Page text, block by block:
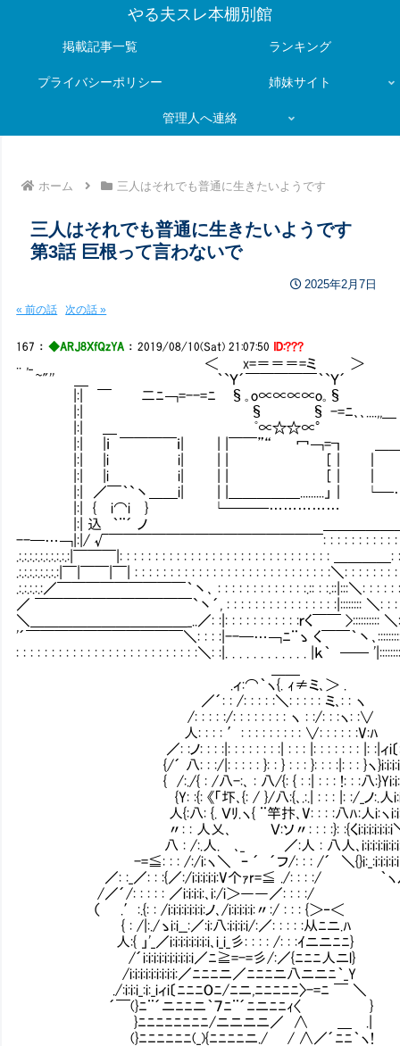
やる夫スレ本棚別館
掲載記事一覧 ランキング
プライバシーポリシー 姉妹サイト
管理人へ連絡
ホーム 三人はそれでも普通に生きたいようです
三人はそれでも普通に生きたいようです
第3話 巨根って言わないで
2025年2月7日
« 前の話 次の話 »
167 ：◆ARJ8XfQzYA ：2019/08/10(Sat) 21:07:50 ID:???
.. ,_ ＜ x=＝＝＝=
~"'' ＿ ｀`Ｙ´￣￣￣￣￣
|:| ￣ 二ﾆ￢=--=ﾆ §｡o∝∝∝∝o｡
|:| § § -=ﾆ､､....,,＿ ／ _､
|:| ＿ ﾟ∝☆☆∝° ￣ ¨ﾆ=- イ _,
|:| |ｉ ￣￣￣￣ｉ| | |￣￣”“ 冖￢=┓ ＿＿ _」＞
|:| |i i| | | [｜ ｜ ￣| |::| : : : :.:| |:::|-
|:| |i i| | | [｜ ｜ | |::|- ￢ ￣:|:::|''
|:| ／￣｀`丶＿＿i| | |＿＿＿＿＿.........」｜ └─……
|:| { i⌒i } └───…………… |::|==＝＝
|:| 込 ｀¨´ ノ ＿＿＿＿＿＿＿＿___|::|:::::
--─…￢|:|/ √￣￣￣￣￣￣￣￣￣￣￣￣￣￣￣: : : : : : : : : : :
.:.:.:.:.:.:.:.:.:.:|￣￣￣|: : : : : : : : : : : : : : : : : : : : : : : : : : : : : : ＿＿＿＿
.:.:.:.:.:.:.:.:|￣|￣￣|￣| : : : : : : : : : : : : : : : : : : : : : : : : : : : :＼: : : : : : :
.:.:.:.:.:／￣￣￣￣￣￣￣￣￣｀丶､ : : : : : : : : : : : : :.:: : :.::|:::＼: : : : : : :
／ ￣￣￣￣￣￣￣￣￣￣￣`丶´, : : : : : : : : : : : : : : : :|:::::::: ＼: : : : : : :
＼＿＿＿＿＿＿＿＿＿＿＿_..／: :|: : : : : : : : : : :ｒく￣￣ >:::::::::: ＼
'´￣￣￣￣￣￣￣￣￣￣￣＼: : : :|--─…￢ﾆ¨ゝ く￣￣｀丶､
: : : : : : : : : : : : : : : : : : : : : : : : : :＼: :|. . . . . . . . . . . . |ｋ｀ ──
.ィ:⌒｀ヽ{. ｨ≠ミ､＞ .
／´: : /: : : : :＼: : : : : ミ､: : ヽ
/: : : : :/: : : : : : : : ヽ : :/: : :ヽ: :∨
人: : : : ′: : : : : : : : : ∨: : : : : :V:ﾊ
／: :ノ: : : :|: : : : : : : :| : : : |: : : : : : : |: :|ィi〔:i:i
{/´ 八: : :/|: : : : : }: : } : : : }: : : :|: : : }ヽ
{ /:./{ : /八-:､ : 八/{: { : :| : : : !: : :八
{Y: :{: 《「圷､{: / }/八:{､.:.| : : : |: :/_ノ:.人
人{:八: {. Ｖﾘ.ヽ{ ¨竿抃､V: : : :八ﾊ:人i:ヽ
〃: : 人乂､ Ｖ:ソ〃: : : :}: :{くi:i:i:i:i:i:i
八 : /:.人. ､_ ／:人 : 八人､
-=≦: : : /:/i:ヽ＼ ｰ ´ ´フ/: : : /´ ＼
／: :_／: : :{／:/i:i:i:i:i:V个ｧr=≦ ./: : : :/ ｀
/／´/: : : : : ／i:i:i:i:､i:/i＞――／: : : :/
（ .′:.{: : /i:i:i:i:i:i:i:ノ､/i:i:i:i:i:〃:/ : : : {＞‐＜
{ : /|:./ゝi:i__:／:i:八:i:i:i:i/:／: : : : :从ﾆニ.ﾊ
人:{ 」'_／i:i:i:i:i:i:i:i､i_i_彡: : : : /: : :ｲニニﾆﾆ}
/´i:i:i:i:i:i:i:i:i:i／ﾆ≧=-=彡/:／{ﾆﾆﾆ人ニl}
/i:i:i:i:i:i:i:i:i:／ﾆﾆﾆニ／ﾆﾆﾆニ八ニニﾆ｀_Y
./:i:i:i_:i:_iィi〔ﾆﾆﾆOﾆ/ﾆニ,ﾆﾆﾆﾆﾆ〉-=ﾆ ￣ ＼
´￣(}ﾆ¨´ニﾆﾆニ｀７ﾆ¨´ﾆニﾆﾆｨ〈 }
}ﾆﾆﾆﾆﾆﾆﾆﾆ/ニニニニ／ ∧ ＿ .|
(}ﾆﾆﾆﾆﾆﾆ(_){ﾆﾆﾆﾆニ./ / ∧／´ﾆﾆ｀ヽ!